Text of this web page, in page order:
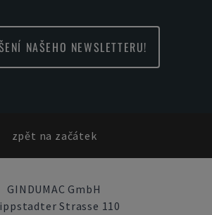
NAŠEHO NEWSLETTERU!
zpět na začátek
GINDUMAC GmbH
Strasse 110